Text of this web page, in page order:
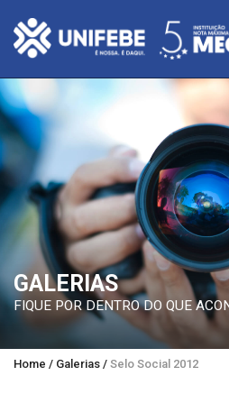
GALERIAS
FIQUE POR DENTRO DO QUE
Home / Galerias / Selo Social 2012